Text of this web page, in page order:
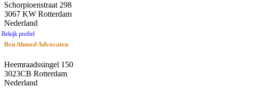
Schorpioenstraat 298
3067 KW Rotterdam
Nederland
Bekijk profiel
Ben Ahmed Advocaten
Heemraadssingel 150
3023CB Rotterdam
Nederland